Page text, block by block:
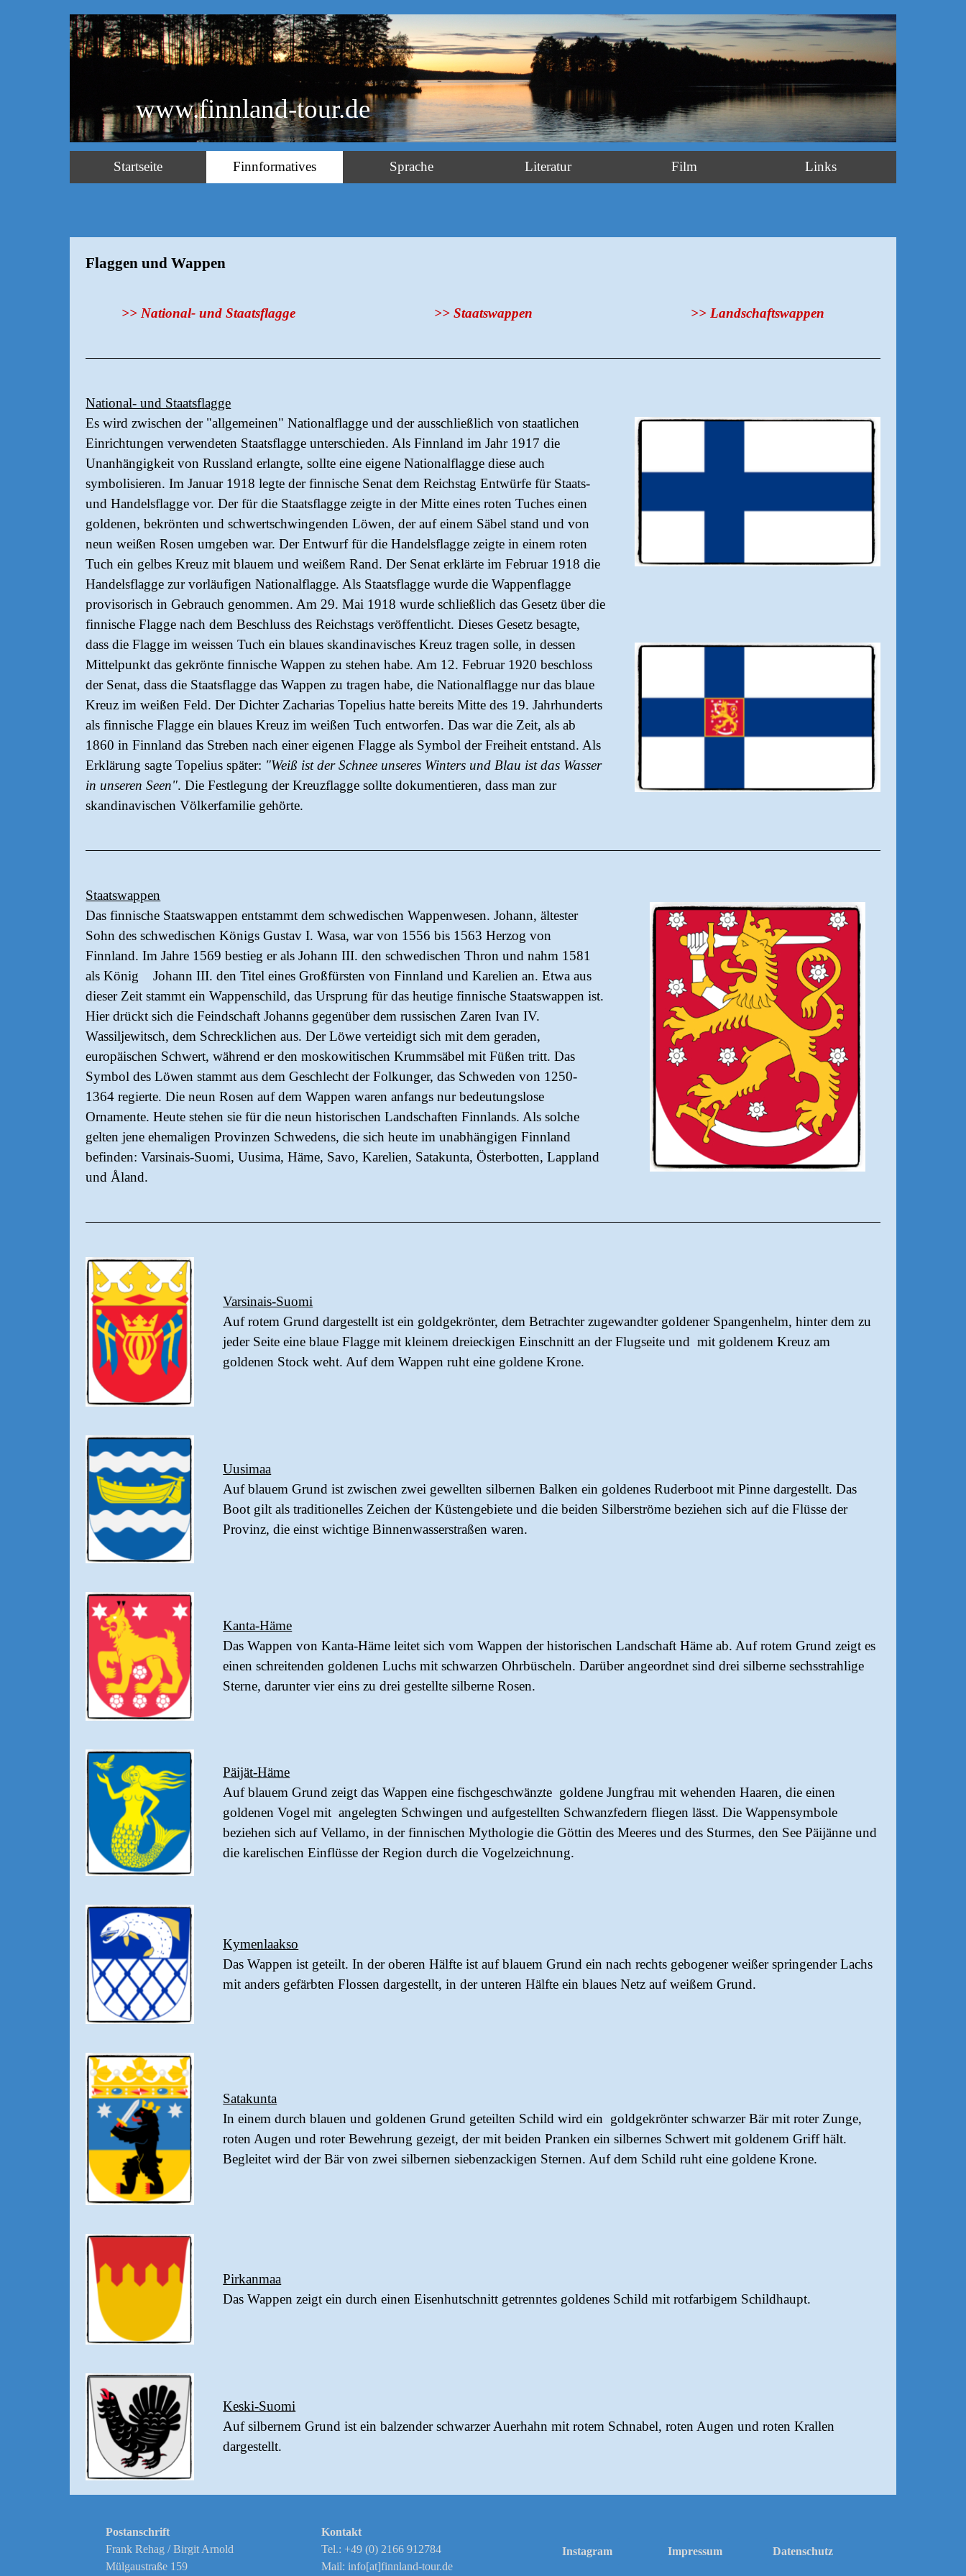
Startseite Finnformatives Sprache Literatur Film Links
www.finnland-tour.de
Flaggen und Wappen
>> National- und Staatsflagge >> Staatswappen >> Landschaftswappen
National- und Staatsflagge
Es wird zwischen der "allgemeinen" Nationalflagge und der ausschließlich von staatlichen
Einrichtungen verwendeten Staatsflagge unterschieden. Als Finnland im Jahr 1917 die
Unanhängigkeit von Russland erlangte, sollte eine eigene Nationalflagge diese auch
symbolisieren. Im Januar 1918 legte der finnische Senat dem Reichstag Entwürfe für Staats-
und Handelsflagge vor. Der für die Staatsflagge zeigte in der Mitte eines roten Tuches einen
goldenen, bekrönten und schwertschwingenden Löwen, der auf einem Säbel stand und von
neun weißen Rosen umgeben war. Der Entwurf für die Handelsflagge zeigte in einem roten
Tuch ein gelbes Kreuz mit blauem und weißem Rand. Der Senat erklärte im Februar 1918 die
Handelsflagge zur vorläufigen Nationalflagge. Als Staatsflagge wurde die Wappenflagge
provisorisch in Gebrauch genommen. Am 29. Mai 1918 wurde schließlich das Gesetz über die
finnische Flagge nach dem Beschluss des Reichstags veröffentlicht. Dieses Gesetz besagte,
dass die Flagge im weissen Tuch ein blaues skandinavisches Kreuz tragen solle, in dessen
Mittelpunkt das gekrönte finnische Wappen zu stehen habe. Am 12. Februar 1920 beschloss
der Senat, dass die Staatsflagge das Wappen zu tragen habe, die Nationalflagge nur das blaue
Kreuz im weißen Feld. Der Dichter Zacharias Topelius hatte bereits Mitte des 19. Jahrhunderts
als finnische Flagge ein blaues Kreuz im weißen Tuch entworfen. Das war die Zeit, als ab
1860 in Finnland das Streben nach einer eigenen Flagge als Symbol der Freiheit entstand. Als
Erklärung sagte Topelius später: "Weiß ist der Schnee unseres Winters und Blau ist das Wasser
in unseren Seen". Die Festlegung der Kreuzflagge sollte dokumentieren, dass man zur
skandinavischen Völkerfamilie gehörte.
Staatswappen
Das finnische Staatswappen entstammt dem schwedischen Wappenwesen. Johann, ältester
Sohn des schwedischen Königs Gustav I. Wasa, war von 1556 bis 1563 Herzog von
Finnland. Im Jahre 1569 bestieg er als Johann III. den schwedischen Thron und nahm 1581
als König Johann III. den Titel eines Großfürsten von Finnland und Karelien an. Etwa aus
dieser Zeit stammt ein Wappenschild, das Ursprung für das heutige finnische Staatswappen ist.
Hier drückt sich die Feindschaft Johanns gegenüber dem russischen Zaren Ivan IV.
Wassiljewitsch, dem Schrecklichen aus. Der Löwe verteidigt sich mit dem geraden,
europäischen Schwert, während er den moskowitischen Krummsäbel mit Füßen tritt. Das
Symbol des Löwen stammt aus dem Geschlecht der Folkunger, das Schweden von 1250-
1364 regierte. Die neun Rosen auf dem Wappen waren anfangs nur bedeutungslose
Ornamente. Heute stehen sie für die neun historischen Landschaften Finnlands. Als solche
gelten jene ehemaligen Provinzen Schwedens, die sich heute im unabhängigen Finnland
befinden: Varsinais-Suomi, Uusima, Häme, Savo, Karelien, Satakunta, Österbotten, Lappland
und Åland.
Varsinais-Suomi
Auf rotem Grund dargestellt ist ein goldgekrönter, dem Betrachter zugewandter goldener Spangenhelm, hinter dem zu
jeder Seite eine blaue Flagge mit kleinem dreieckigen Einschnitt an der Flugseite und mit goldenem Kreuz am
goldenen Stock weht. Auf dem Wappen ruht eine goldene Krone.
Uusimaa
Auf blauem Grund ist zwischen zwei gewellten silbernen Balken ein goldenes Ruderboot mit Pinne dargestellt. Das
Boot gilt als traditionelles Zeichen der Küstengebiete und die beiden Silberströme beziehen sich auf die Flüsse der
Provinz, die einst wichtige Binnenwasserstraßen waren.
Kanta-Häme
Das Wappen von Kanta-Häme leitet sich vom Wappen der historischen Landschaft Häme ab. Auf rotem Grund zeigt es
einen schreitenden goldenen Luchs mit schwarzen Ohrbüscheln. Darüber angeordnet sind drei silberne sechsstrahlige
Sterne, darunter vier eins zu drei gestellte silberne Rosen.
Päijät-Häme
Auf blauem Grund zeigt das Wappen eine fischgeschwänzte goldene Jungfrau mit wehenden Haaren, die einen
goldenen Vogel mit angelegten Schwingen und aufgestellten Schwanzfedern fliegen lässt. Die Wappensymbole
beziehen sich auf Vellamo, in der finnischen Mythologie die Göttin des Meeres und des Sturmes, den See Päijänne und
die karelischen Einflüsse der Region durch die Vogelzeichnung.
Kymenlaakso
Das Wappen ist geteilt. In der oberen Hälfte ist auf blauem Grund ein nach rechts gebogener weißer springender Lachs
mit anders gefärbten Flossen dargestellt, in der unteren Hälfte ein blaues Netz auf weißem Grund.
Satakunta
In einem durch blauen und goldenen Grund geteilten Schild wird ein goldgekrönter schwarzer Bär mit roter Zunge,
roten Augen und roter Bewehrung gezeigt, der mit beiden Pranken ein silbernes Schwert mit goldenem Griff hält.
Begleitet wird der Bär von zwei silbernen siebenzackigen Sternen. Auf dem Schild ruht eine goldene Krone.
Pirkanmaa
Das Wappen zeigt ein durch einen Eisenhutschnitt getrenntes goldenes Schild mit rotfarbigem Schildhaupt.
Keski-Suomi
Auf silbernem Grund ist ein balzender schwarzer Auerhahn mit rotem Schnabel, roten Augen und roten Krallen
dargestellt.
Postanschrift
Frank Rehag / Birgit Arnold
Mülgaustraße 159
Kontakt
Tel.: +49 (0) 2166 912784
Mail: info[at]finnland-tour.de
Impressum
Instagram Datenschutz